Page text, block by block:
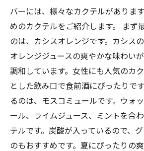
バーには、様々なカクテルがありま
めのカクテルをご紹介します。 まず
のは、カシスオレンジです。カシスの
オレンジジュースの爽やかな味わい
調和しています。女性にも人気のカ
とした飲み口で食前酒にぴったりで
るのは、モスコミュールです。ウォ
ール、ライムジュース、ミントを合
テルです。炭酸が入っているので、
のもおすすめです。夏にぴったりの